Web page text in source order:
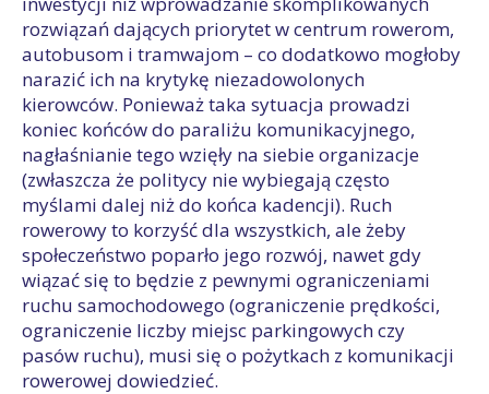
rozwiązań dających priorytet w centrum rowerom,
autobusom i tramwajom – co dodatkowo mogłoby
narazić ich na krytykę niezadowolonych
kierowców. Ponieważ taka sytuacja prowadzi
koniec końców do paraliżu komunikacyjnego,
nagłaśnianie tego wzięły na siebie organizacje
(zwłaszcza że politycy nie wybiegają często
myślami dalej niż do końca kadencji). Ruch
rowerowy to korzyść dla wszystkich, ale żeby
społeczeństwo poparło jego rozwój, nawet gdy
wiązać się to będzie z pewnymi ograniczeniami
ruchu samochodowego (ograniczenie prędkości,
ograniczenie liczby miejsc parkingowych czy
pasów ruchu), musi się o pożytkach z komunikacji
rowerowej dowiedzieć.